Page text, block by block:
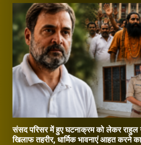
संसद परिसर में हुए घटनाक्रम को लेकर राहुल
खिलाफ तहरीर, धार्मिक भावनाएं आहत करने